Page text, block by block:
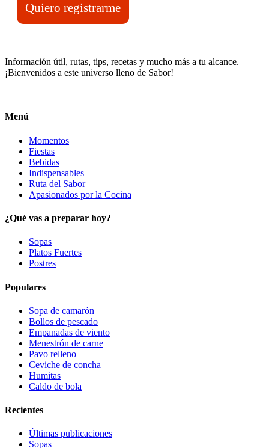
Quiero registrarme
Información útil, rutas, tips, recetas y mucho más a tu alcance.
¡Bienvenidos a este universo lleno de Sabor!
Menú
Momentos
Fiestas
Bebidas
Indispensables
Ruta del Sabor
Apasionados por la Cocina
¿Qué vas a preparar hoy?
Sopas
Platos Fuertes
Postres
Populares
Sopa de camarón
Bollos de pescado
Empanadas de viento
Menestrón de carne
Pavo relleno
Ceviche de concha
Humitas
Caldo de bola
Recientes
Últimas publicaciones
Sopas